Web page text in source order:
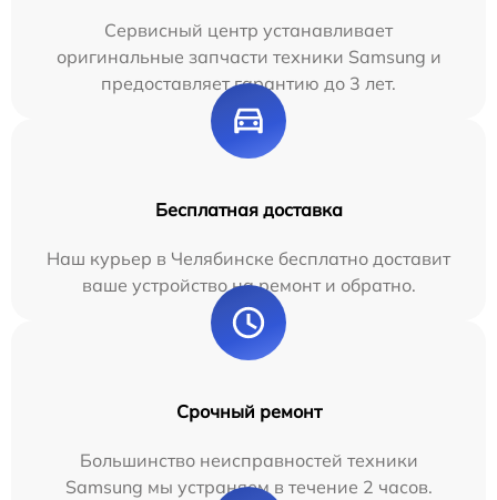
Сервисный центр устанавливает
оригинальные запчасти техники Samsung и
предоставляет гарантию до 3 лет.
Бесплатная доставка
Наш курьер в Челябинске бесплатно доставит
ваше устройство на ремонт и обратно.
Срочный ремонт
Большинство неисправностей техники
Samsung мы устраняем в течение 2 часов.